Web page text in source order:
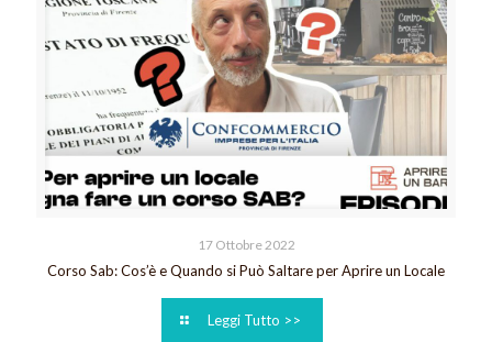
17 Ottobre 2022
Corso Sab: Cos’è e Quando si Può Saltare per Aprire un Locale
Leggi Tutto >>